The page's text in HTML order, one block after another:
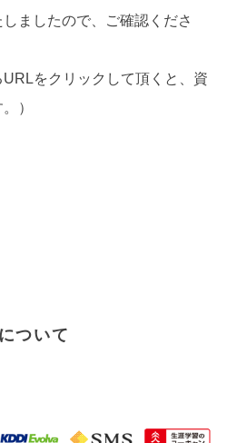
ましたので、ご確認くださ
URLをクリックして頂くと、資
）
ついて